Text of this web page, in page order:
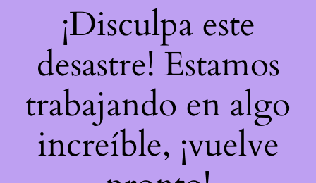
¡Disculpa este
desastre! Estamos
trabajando en algo
increíble, ¡vuelve